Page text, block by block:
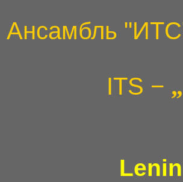
Ансамбль
ITS − „